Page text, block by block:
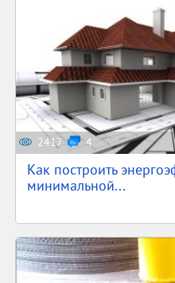
2417 4
Как построить
минимальной...